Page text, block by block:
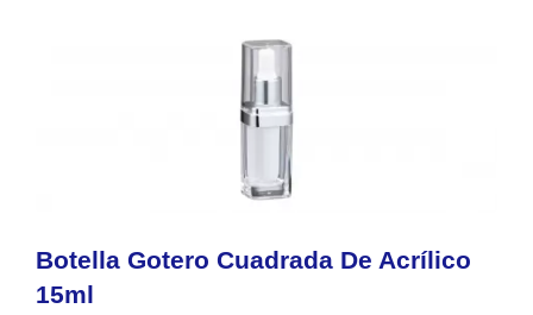
Botella Gotero Cuadrada De Acrílico
15ml